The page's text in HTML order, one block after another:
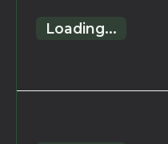
Loading...